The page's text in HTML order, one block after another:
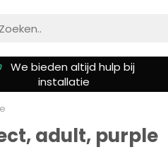
We bieden altijd hulp bij
installatie
adult, purple